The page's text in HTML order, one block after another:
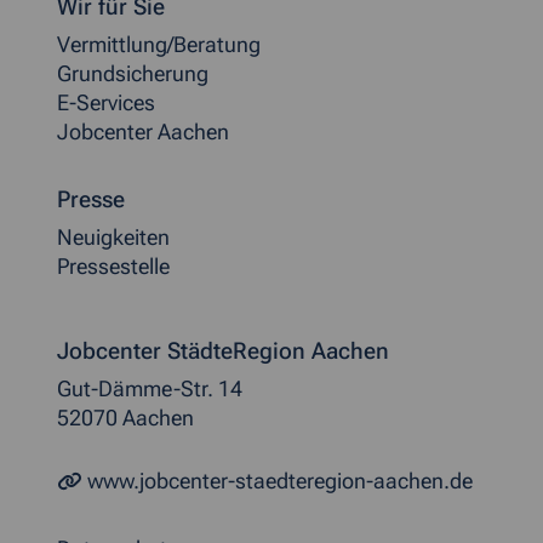
Wir für Sie
Vermittlung/Beratung
Grundsicherung
E-Services
Jobcenter Aachen
Presse
Neuigkeiten
Pressestelle
Jobcenter StädteRegion Aachen
Gut-Dämme-Str. 14
52070 Aachen
www.jobcenter-staedteregion-aachen.de